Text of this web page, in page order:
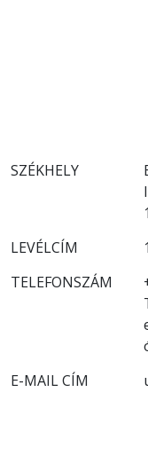
SZÉKHELY
LEVÉLCÍM
TELEFONSZÁM
E-MAIL CÍM